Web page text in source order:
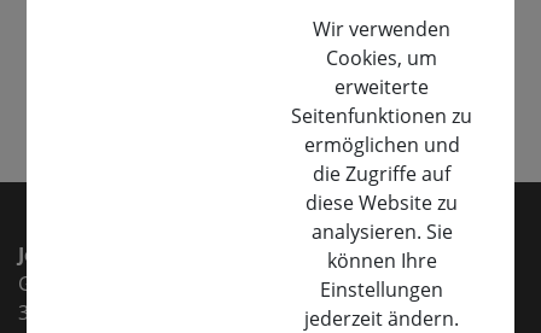
Teile den Artikel
Jelinek Maschinen e.U.
Gewerbepark 1
3332 Rosenau/Sonntagberg
Wir verwenden
Cookies, um
erweiterte
Seitenfunktionen zu
ermöglichen und
die Zugriffe auf
diese Website zu
analysieren. Sie
können Ihre
Einstellungen
jederzeit ändern.